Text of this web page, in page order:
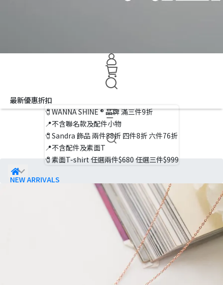
最新優惠折扣
🧷WANNA SHINE ® 品牌 滿三件9折
📍不含聯名款及配件小物
🧷Sandra 飾品 兩件88折 四件8折 六件76折
📍不含配件及素面T
🧷素面T-shirt 任選兩件$680 任選三件$999
NEW ARRIVALS